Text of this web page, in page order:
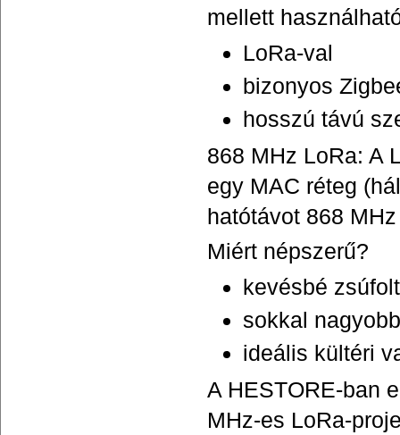
mellett
LoRa-val
bizonyos
hosszú távú
868 MHz LoRa: A
egy MAC réteg
hatótávot 868
Miért népszerű?
kevésbé zsúfolt
sokkal
ideális kültéri
A HESTORE-ban
MHz-es LoRa-